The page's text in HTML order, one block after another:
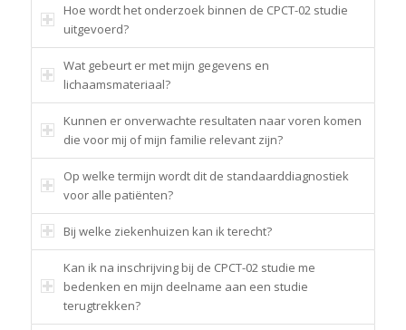
Hoe wordt het onderzoek binnen de CPCT-02 studie
uitgevoerd?
Wat gebeurt er met mijn gegevens en
lichaamsmateriaal?
Kunnen er onverwachte resultaten naar voren komen
die voor mij of mijn familie relevant zijn?
Op welke termijn wordt dit de standaarddiagnostiek
voor alle patiënten?
Bij welke ziekenhuizen kan ik terecht?
Kan ik na inschrijving bij de CPCT-02 studie me
bedenken en mijn deelname aan een studie
terugtrekken?